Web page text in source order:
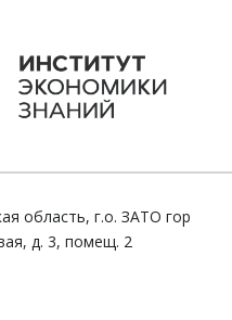
область, г.о. ЗАТО гор
д. 3, помещ. 2